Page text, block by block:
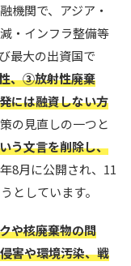
機関で、アジア・
・インフラ整備等
最大の出資国で
、③放射性廃棄
には融資しない方
の見直しの一つと
う文言を削除し、
8月に公開され、11
としています。
や核廃棄物の問
害や環境汚染、戦